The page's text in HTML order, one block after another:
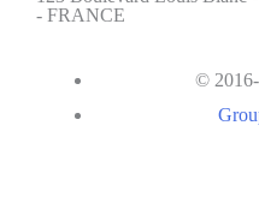
- FRANCE
©